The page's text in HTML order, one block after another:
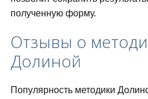
полученную форму.
Отзывы о
Долиной
Популярность методики